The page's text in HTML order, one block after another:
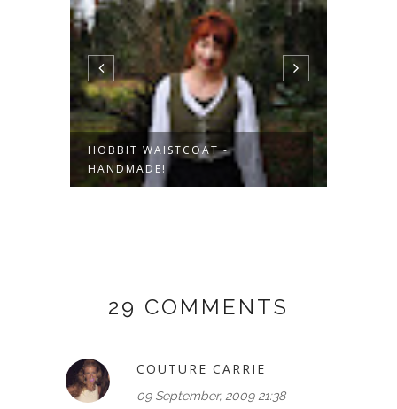
HOBBIT WAISTCOAT -
HANDMADE!
29 COMMENTS
COUTURE CARRIE
09 September, 2009 21:38